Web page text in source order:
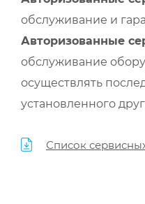
обслуживание и
Авторизованные
обслуживание
осуществлять
установленного
Список